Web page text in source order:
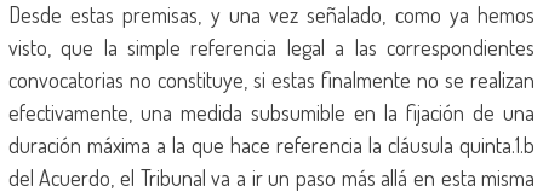
Desde estas premisas, y una vez señalado, como ya hemos
visto, que la simple referencia legal a las correspondientes
convocatorias no constituye, si estas finalmente no se realizan
efectivamente, una medida subsumible en la fijación de una
duración máxima a la que hace referencia la cláusula quinta.1.b
del Acuerdo, el Tribunal va a ir un paso más allá en esta misma